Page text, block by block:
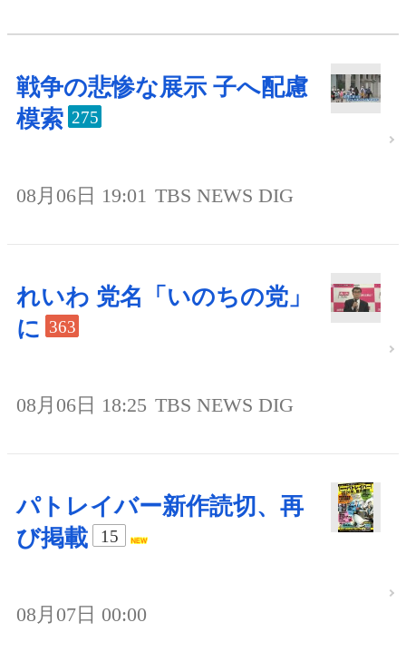
戦争の悲惨な展示 子へ配慮
模索 275
08月06日 19:01 TBS NEWS DIG
れいわ 党名「いのちの党」
に 363
08月06日 18:25 TBS NEWS DIG
パトレイバー新作読切、再
び掲載
15
08月07日 00:00